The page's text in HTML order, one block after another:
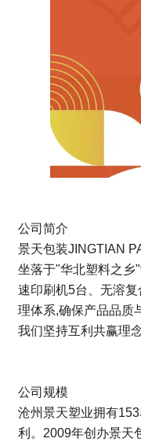
公司简介
景天包装JINGTIAN
坐落于"华北塑料之乡
速印刷机5台、无溶
理体系,确保产品品质
我们坚持互利共赢理
公司规模
沧州景天塑业拥有
利。2009年创办景天